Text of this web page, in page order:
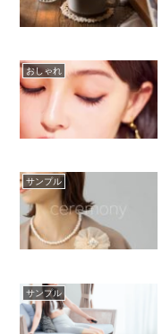
おしゃれ
サンプル
サンプル